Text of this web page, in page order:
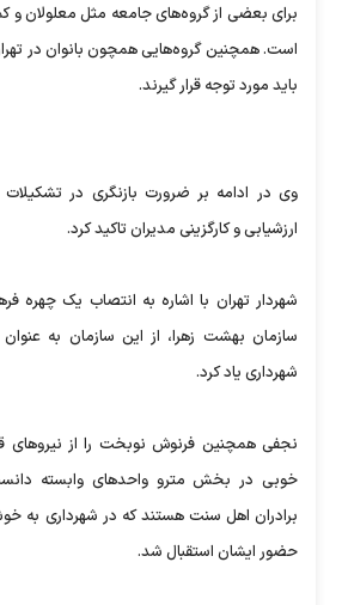
برای بعضی از گروه‌های جامعه مثل معلولان و
است. همچنین گروه‌هایی همچون بانوان در
باید مورد توجه قرار گیرند.
وی در ادامه بر ضرورت بازنگری در
ارزشیابی و کارگزینی مدیران تاکید کرد.
شهردار تهران با اشاره به انتصاب یک چهره
سازمان بهشت زهرا، از این سازمان به
شهرداری یاد کرد.
نجفی همچنین فرنوش نوبخت را از نیروهای
خوبی در بخش مترو واحدهای وابسته
برادران اهل سنت هستند که در شهرداری به
حضور ایشان استقبال شد.